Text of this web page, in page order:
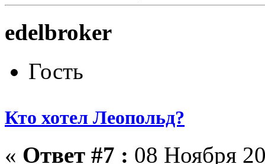
edelbroker
Гость
Кто хотел Леопольд?
« Ответ #7 : 08 Ноября